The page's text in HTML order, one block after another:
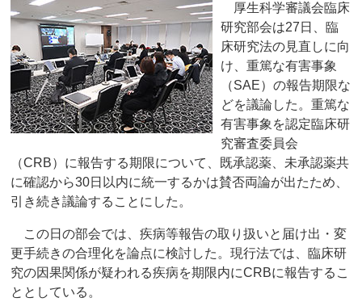
厚生科学審議会臨床
研究部会は27日、臨
床研究法の見直しに向
け、重篤な有害事象
（SAE）の報告期限な
どを議論した。重篤な
有害事象を認定臨床研
究審査委員会
（CRB）に報告する期限について、既承認薬、未承認薬共
に確認から30日以内に統一するかは賛否両論が出たため、
引き続き議論することにした。
この日の部会では、疾病等報告の取り扱いと届け出・変
更手続きの合理化を論点に検討した。現行法では、臨床研
究の因果関係が疑われる疾病を期限内にCRBに報告するこ
ととしている。